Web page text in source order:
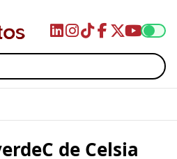
de Celsia